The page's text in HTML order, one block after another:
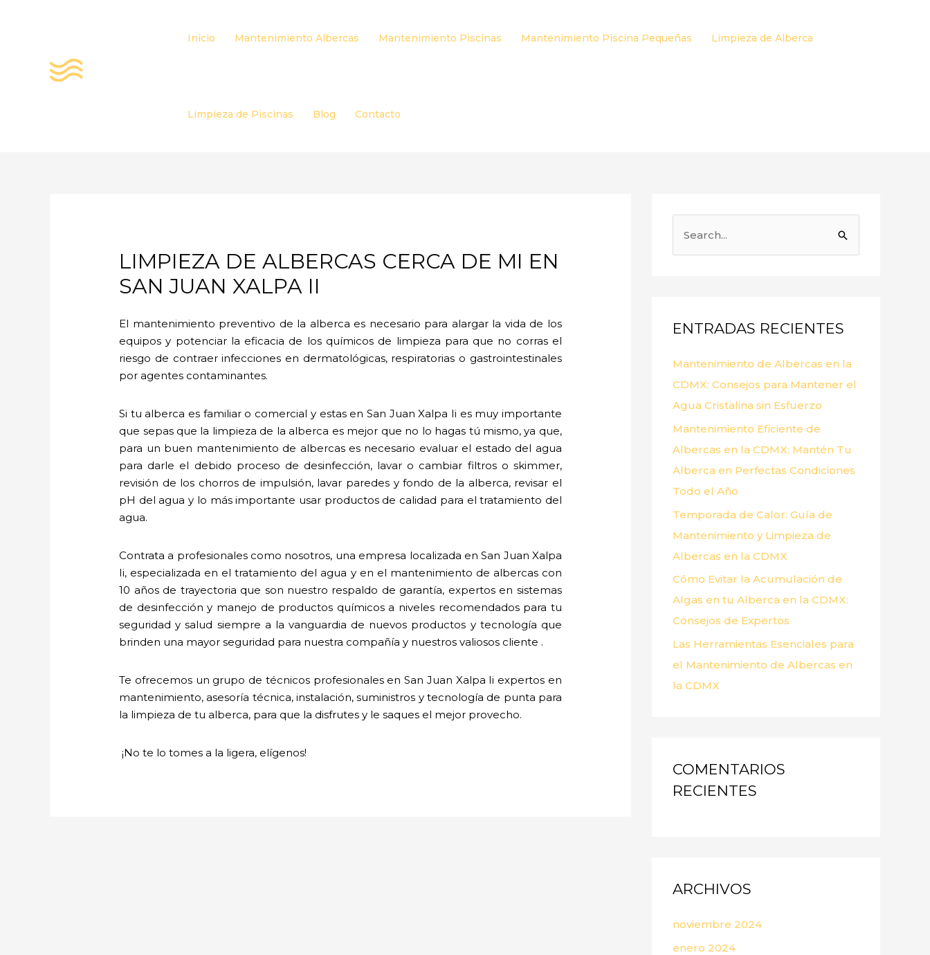
Inicio Mantenimiento Albercas Mantenimiento Piscinas Mantenimiento Piscina Pequeñas Limpieza de Alberca
Limpieza de Piscinas Blog Contacto
LIMPIEZA DE ALBERCAS CERCA DE MI EN
SAN JUAN XALPA II
El mantenimiento preventivo de la alberca es necesario para alargar la vida de los
equipos y potenciar la eficacia de los químicos de limpieza para que no corras el
riesgo de contraer infecciones en dermatológicas, respiratorias o gastrointestinales
por agentes contaminantes.
Si tu alberca es familiar o comercial y estas en San Juan Xalpa Ii es muy importante
que sepas que la limpieza de la alberca es mejor que no lo hagas tú mismo, ya que,
para un buen mantenimiento de albercas es necesario evaluar el estado del agua
para darle el debido proceso de desinfección, lavar o cambiar filtros o skimmer,
revisión de los chorros de impulsión, lavar paredes y fondo de la alberca, revisar el
pH del agua y lo más importante usar productos de calidad para el tratamiento del
agua.
Contrata a profesionales como nosotros, una empresa localizada en San Juan Xalpa
Ii, especializada en el tratamiento del agua y en el mantenimiento de albercas con
10 años de trayectoria que son nuestro respaldo de garantía, expertos en sistemas
de desinfección y manejo de productos químicos a niveles recomendados para tu
seguridad y salud siempre a la vanguardia de nuevos productos y tecnología que
brinden una mayor seguridad para nuestra compañía y nuestros valiosos cliente .
Te ofrecemos un grupo de técnicos profesionales en San Juan Xalpa Ii expertos en
mantenimiento, asesoría técnica, instalación, suministros y tecnología de punta para
la limpieza de tu alberca, para que la disfrutes y le saques el mejor provecho.
¡No te lo tomes a la ligera, elígenos!
r
o
r
:
ENTRADAS RECIENTES
Mantenimiento de Albercas en la
CDMX: Consejos para Mantener el
Agua Cristalina sin Esfuerzo
Mantenimiento Eficiente de
Albercas en la CDMX: Mantén Tu
Alberca en Perfectas Condiciones
Todo el Año
Temporada de Calor: Guía de
Mantenimiento y Limpieza de
Albercas en la CDMX
Cómo Evitar la Acumulación de
Algas en tu Alberca en la CDMX:
Consejos de Expertos
Las Herramientas Esenciales para
el Mantenimiento de Albercas en
la CDMX
COMENTARIOS
RECIENTES
ARCHIVOS
noviembre 2024
enero 2024